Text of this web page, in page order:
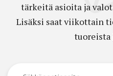
tärkeitä asioita ja
Lisäksi saat viikottain
tuoreista